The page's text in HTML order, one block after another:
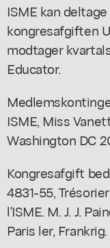
ISME kan
kongresafgiften
modtager
Educator.
ISME, Miss
Washington DC
Kongresafgift
4831-55,
l'ISME. M. J. J.
Paris ler, Frankrig.